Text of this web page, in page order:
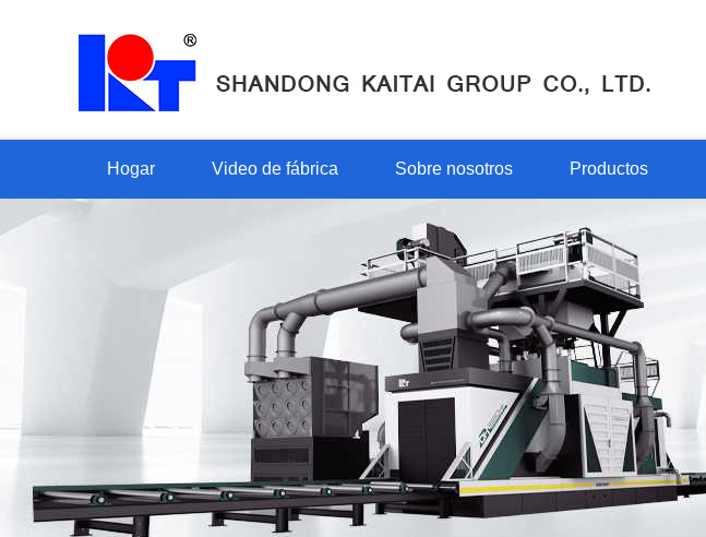
Hogar Video de fábrica Sobre nosotros Productos